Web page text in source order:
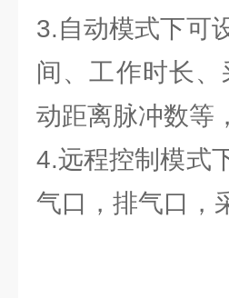
3.自动模式下可
间、工作时长
动距离脉冲数等
4.远程控制模式
气口，排气口，